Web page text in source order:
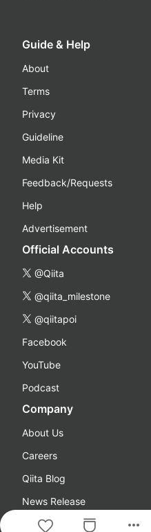
more_horiz
Guide & Help
About
Terms
Privacy
Guideline
Media Kit
Feedback/Requests
Help
Advertisement
Official Accounts
@Qiita
@qiita_milestone
@qiitapoi
Facebook
YouTube
Podcast
Company
About Us
Careers
Qiita Blog
News Release